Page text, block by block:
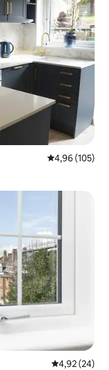
Średnia
4,96 (105)
Średnia
4,92 (24)